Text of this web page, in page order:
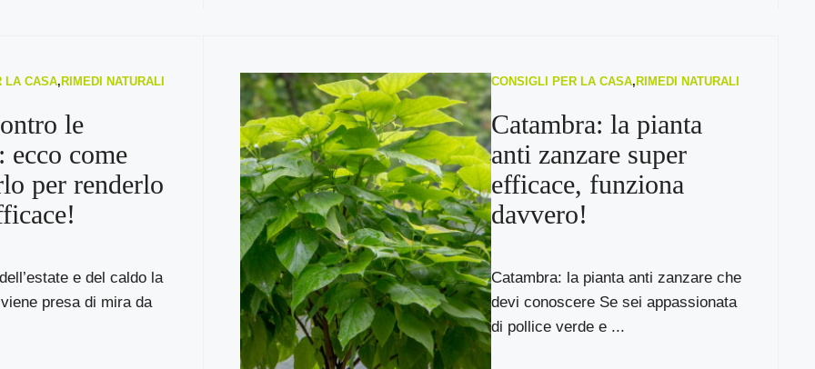
LA CASA, RIMEDI NATURALI
le
ecco come
per renderlo
e del caldo la
presa di mira da
CONSIGLI PER LA CASA, RIMEDI NATURALI
Catambra: la pianta
anti zanzare super
efficace, funziona
davvero!
Catambra: la pianta anti zanzare che
devi conoscere Se sei appassionata
di pollice verde e ...